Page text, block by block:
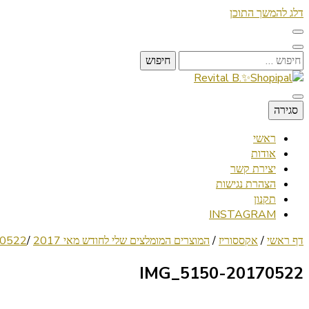
דלג להמשך התוכן
חיפוש:
Revital B.✨Shopipal
Lifestyle ✦ Beauty ✦ Vegan ✦ Travel
סגירה
ראשי
אודות
יצירת קשר
הצהרת נגישות
תקנון
INSTAGRAM
דף ראשי/ אקססוריז / המוצרים המומלצים שלי לחודש מאי 2017 /
20170522-IMG_5150